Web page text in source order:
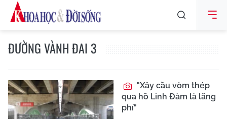
ĐƯỜNG VÀNH ĐAI 3
"Xây cầu vòm thép
qua hồ Linh Đàm là lãng
phí"